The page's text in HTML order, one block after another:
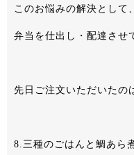
このお悩みの解決として
弁当を仕出し・配達させ
先日ご注文いただいたの
8.三種のごはんと鯛あら